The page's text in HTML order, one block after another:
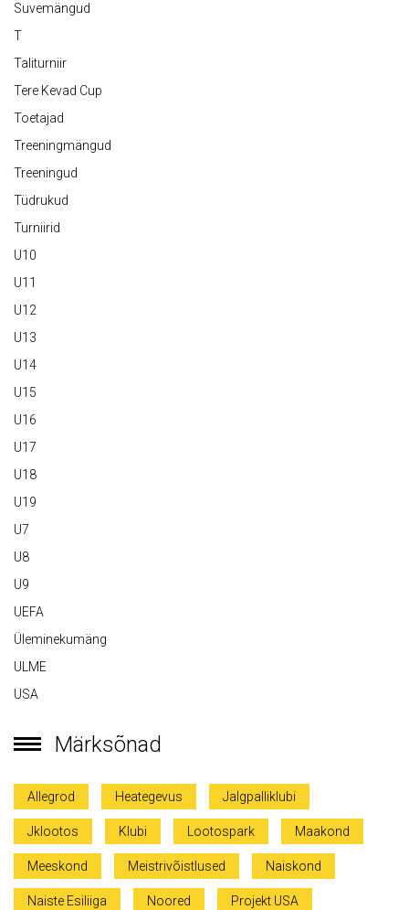
Suvemängud
T
Taliturniir
Tere Kevad Cup
Toetajad
Treeningmängud
Treeningud
Tüdrukud
Turniirid
U10
U11
U12
U13
U14
U15
U16
U17
U18
U19
U7
U8
U9
UEFA
Üleminekumäng
ULME
USA
Märksõnad
Allegrod Heategevus Jalgpalliklubi
Jklootos Klubi Lootospark Maakond
Meeskond Meistrivõistlused Naiskond
Naiste Esiliiga Noored Projekt USA